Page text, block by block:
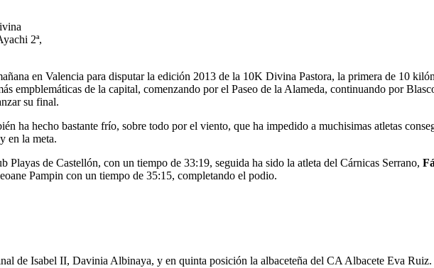
2ª,
en Valencia para disputar la edición 2013 de la 10K Divina Pastora, la primera de 10
empblemáticas de la capital, comenzando por el Paseo de la Alameda, continuando por
su final.
ha hecho bastante frío, sobre todo por el viento, que ha impedido a muchisimas atletas
en la meta.
Playas de Castellón, con un tiempo de 33:19, seguida ha sido la atleta del Cárnicas Serrano,
Pampin con un tiempo de 35:15, completando el podio.
de Isabel II, Davinia Albinaya, y en quinta posición la albaceteña del CA Albacete Eva Ruiz.